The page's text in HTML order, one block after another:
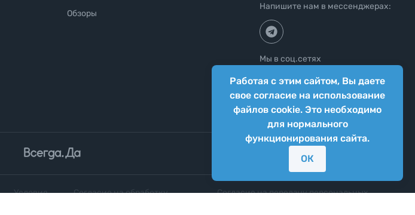
Работая с этим сайтом, Вы даете
свое согласие на использование
файлов cookie. Это необходимо
для нормального
функционирования сайта.
ОК
Обзоры
Напишите нам в мессенджерах:
Мы в соц.сетях
Условия
Согласие на обработку
Согласие на передачу персональных